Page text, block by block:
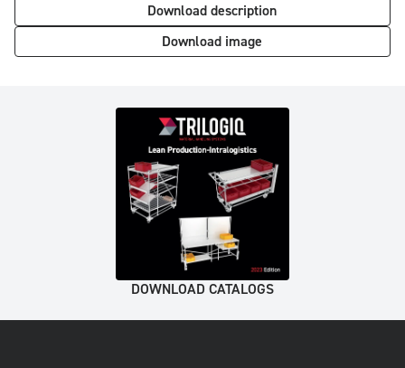
Download description
Download image
DOWNLOAD CATALOGS